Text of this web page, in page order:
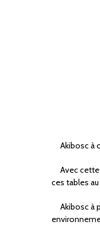
Akibosc à
Avec cette
ces tables
Akibosc à